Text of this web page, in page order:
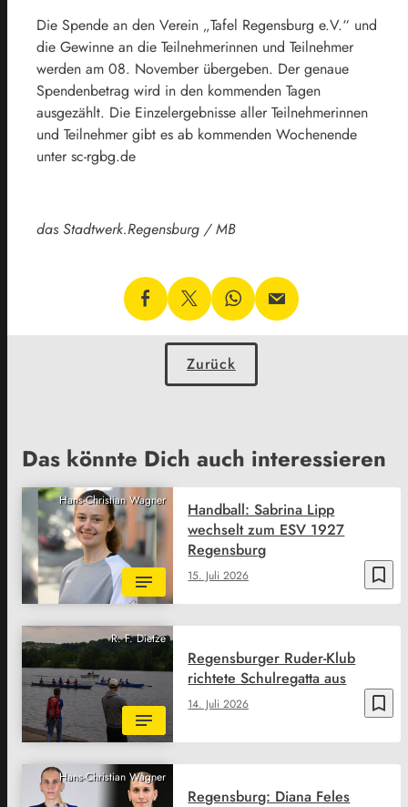
Die Spende an den Verein „Tafel Regensburg e.V.“ und
die Gewinne an die Teilnehmerinnen und Teilnehmer
werden am 08. November übergeben. Der genaue
Spendenbetrag wird in den kommenden Tagen
ausgezählt. Die Einzelergebnisse aller Teilnehmerinnen
und Teilnehmer gibt es ab kommenden Wochenende
unter sc-rgbg.de
das Stadtwerk.Regensburg / MB
Zurück
Das könnte Dich auch interessieren
Hans-Christian Wagner
bookmark_border
15. Juli 2026
Handball: Sabrina Lipp
wechselt zum ESV 1927
Regensburg
R. F. Dietze
bookmark_border
14. Juli 2026
Regensburger Ruder-Klub
richtete Schulregatta aus
Hans-Christian Wagner
Regensburg: Diana Feles